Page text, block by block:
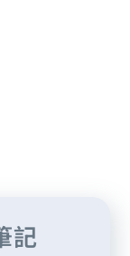
記